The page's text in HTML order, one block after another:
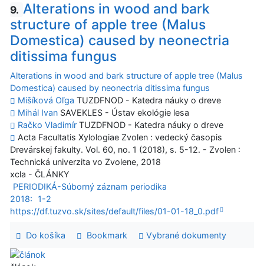
9. Alterations in wood and bark
structure of apple tree (Malus
Domestica) caused by neonectria
ditissima fungus
Alterations in wood and bark structure of apple tree (Malus
Domestica) caused by neonectria ditissima fungus
Mišíková Oľga TUZDFNOD - Katedra náuky o dreve
Mihál Ivan SAVEKLES - Ústav ekológie lesa
Račko Vladimír TUZDFNOD - Katedra náuky o dreve
Acta Facultatis Xylologiae Zvolen : vedecký časopis
Drevárskej fakulty. Vol. 60, no. 1 (2018), s. 5-12. - Zvolen :
Technická univerzita vo Zvolene, 2018
xcla - ČLÁNKY
PERIODIKÁ-Súborný záznam periodika
2018:
1-2
https://df.tuzvo.sk/sites/default/files/01-01-18_0.pdf
Do košíka Bookmark Vybrané dokumenty